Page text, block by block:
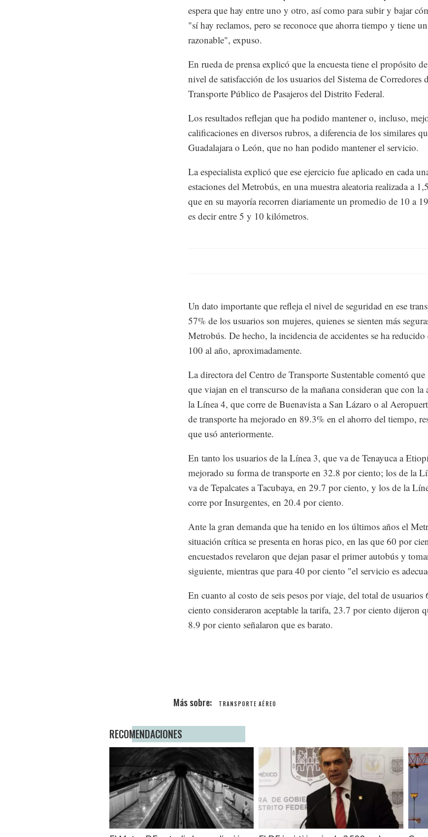
espera que hay entre uno y otro, así como para subir y bajar
"sí hay reclamos, pero se reconoce que ahorra tiempo y tiene
razonable", expuso.
En rueda de prensa explicó que la encuesta tiene el propósito
nivel de satisfacción de los usuarios del Sistema de Corredores
Transporte Público de Pasajeros del Distrito Federal.
Los resultados reflejan que ha podido mantener o, incluso,
calificaciones en diversos rubros, a diferencia de los similares
Guadalajara o León, que no han podido mantener el servicio.
La especialista explicó que ese ejercicio fue aplicado en cada
estaciones del Metrobús, en una muestra aleatoria realizada a
que en su mayoría recorren diariamente un promedio de 10 a
es decir entre 5 y 10 kilómetros.
Un dato importante que refleja el nivel de seguridad en ese
57% de los usuarios son mujeres, quienes se sienten más
Metrobús. De hecho, la incidencia de accidentes se ha reducido
100 al año, aproximadamente.
La directora del Centro de Transporte Sustentable comentó que
que viajan en el transcurso de la mañana consideran que con la
la Línea 4, que corre de Buenavista a San Lázaro o al
de transporte ha mejorado en 89.3% en el ahorro del tiempo,
que usó anteriormente.
En tanto los usuarios de la Línea 3, que va de Tenayuca a
mejorado su forma de transporte en 32.8 por ciento; los de la
va de Tepalcates a Tacubaya, en 29.7 por ciento, y los de la
corre por Insurgentes, en 20.4 por ciento.
Ante la gran demanda que ha tenido en los últimos años el
situación crítica se presenta en horas pico, en las que 60 por
encuestados revelaron que dejan pasar el primer autobús y
siguiente, mientras que para 40 por ciento "el servicio es
En cuanto al costo de seis pesos por viaje, del total de usuarios
ciento consideraron aceptable la tarifa, 23.7 por ciento dijeron
8.9 por ciento señalaron que es barato.
TRANSPORTE AÉREO
RECOMENDACIONES